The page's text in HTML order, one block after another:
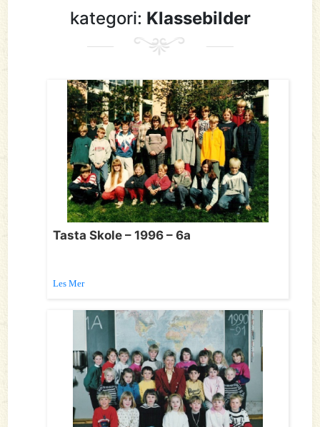
kategori: Klassebilder
Tasta Skole – 1996 – 6a
Les Mer